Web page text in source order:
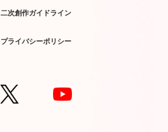
二次創作ガイドライン
プライバシーポリシー